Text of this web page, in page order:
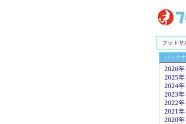
フットサ
バック
2026年
2025年
2024年
2023年
2022年
2021年
2020年